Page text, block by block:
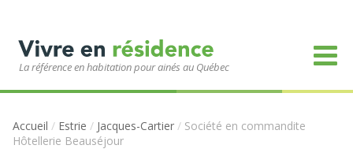
La référence en habitation pour ainés au Québec
Accueil / Estrie / Jacques-Cartier / Société en commandite
Hôtellerie Beauséjour